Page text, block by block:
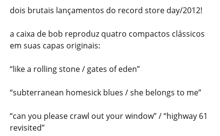
dois brutais lançamentos do record store day/2012!
a caixa de bob reproduz quatro compactos clássicos
em suas capas originais:
“like a rolling stone / gates of eden”
“subterranean homesick blues / she belongs to me”
“can you please crawl out your window” / “highway 61
revisited”